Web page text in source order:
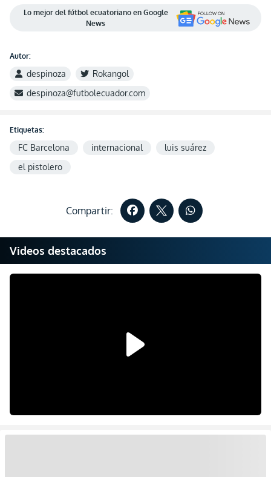
Lo mejor del fútbol ecuatoriano en Google
News
Autor:
despinoza
Rokangol
despinoza@futbolecuador.com
Etiquetas:
FC Barcelona internacional
luis suárez
el pistolero
Compartir:
Videos destacados